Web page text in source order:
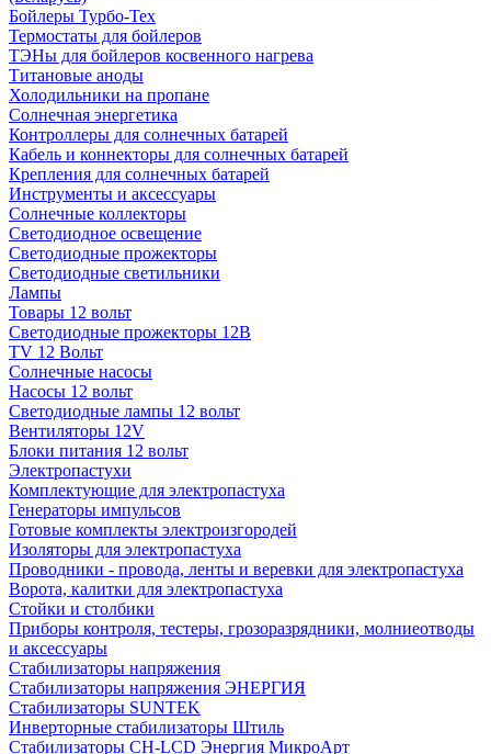
Бойлеры Турбо-Тех
Термостаты для бойлеров
ТЭНы для бойлеров косвенного нагрева
Титановые аноды
Холодильники на пропане
Солнечная энергетика
Контроллеры для солнечных батарей
Кабель и коннекторы для солнечных батарей
Крепления для солнечных батарей
Инструменты и аксессуары
Солнечные коллекторы
Светодиодное освещение
Светодиодные прожекторы
Светодиодные светильники
Лампы
Товары 12 вольт
Светодиодные прожекторы 12В
TV 12 Вольт
Солнечные насосы
Насосы 12 вольт
Светодиодные лампы 12 вольт
Вентиляторы 12V
Блоки питания 12 вольт
Электропастухи
Комплектующие для электропастуха
Генераторы импульсов
Готовые комплекты электроизгородей
Изоляторы для электропастуха
Проводники - провода, ленты и веревки для электропастуха
Ворота, калитки для электропастуха
Стойки и столбики
Приборы контроля, тестеры, грозоразрядники, молниеотводы
и аксессуары
Стабилизаторы напряжения
Стабилизаторы напряжения ЭНЕРГИЯ
Стабилизаторы SUNTEK
Инверторные стабилизаторы Штиль
Стабилизаторы СН-LCD Энepгия МикроАрт